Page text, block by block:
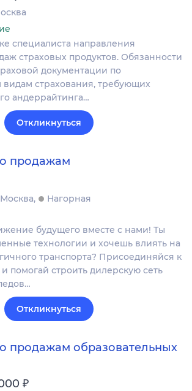
специалиста направления
страховых продуктов. Обязанности
документации по
страхования, требующих
андеррайтинга…
Откликнуться
продажам
Москва
Нагорная
будущего вместе с нами! Ты
технологии и хочешь влиять на
транспорта? Присоединяйся к
помогай строить дилерскую сеть
Откликнуться
продажам образовательных
₽